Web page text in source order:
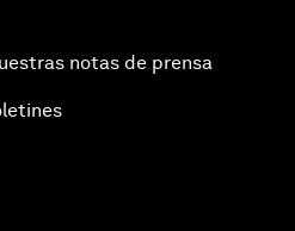
notas de prensa